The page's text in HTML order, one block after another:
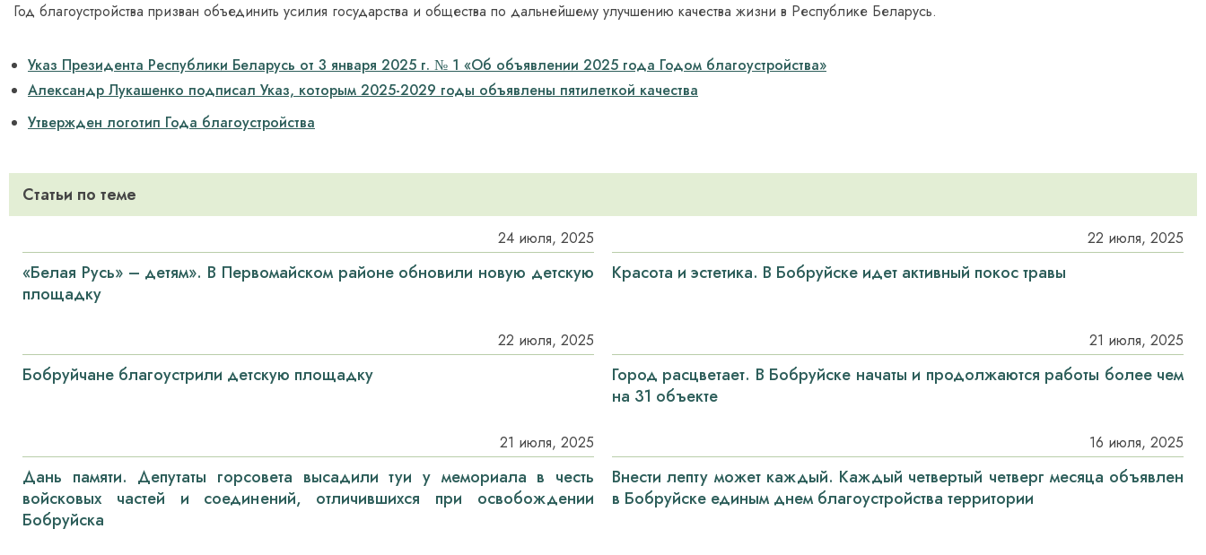
Год благоустройства призван объединить усилия государства и общества по дальнейшему улучшению качества жизни в Республике Беларусь.
Указ Президента Республики Беларусь от 3 января 2025 г. № 1 «Об объявлении 2025 года Годом благоустройства»
Александр Лукашенко подписал Указ, которым 2025-2029 годы объявлены пятилеткой качества
Утвержден логотип Года благоустройства
Статьи по теме
24 июля, 2025
«Белая Русь» – детям». В Первомайском районе обновили новую детскую
площадку
22 июля, 2025
Красота и эстетика. В Бобруйске идет активный покос травы
22 июля, 2025
Бобруйчане благоустрили детскую площадку
21 июля, 2025
Город расцветает. В Бобруйске начаты и продолжаются работы более чем
на 31 объекте
21 июля, 2025
Дань памяти. Депутаты горсовета высадили туи у мемориала в честь
войсковых частей и соединений, отличившихся при освобождении
Бобруйска
16 июля, 2025
Внести лепту может каждый. Каждый четвертый четверг месяца объявлен
в Бобруйске единым днем благоустройства территории